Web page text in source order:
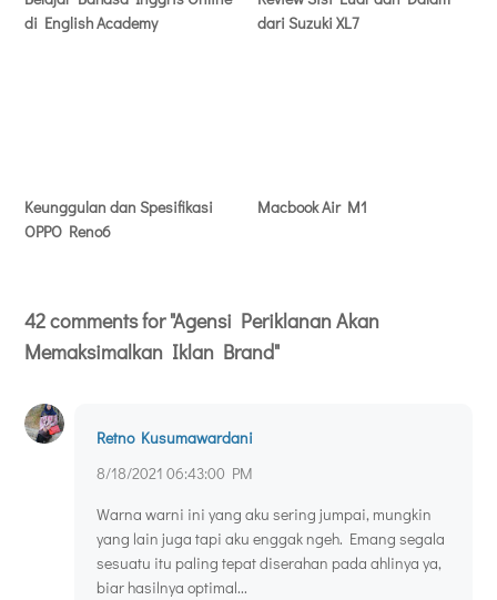
di English Academy
dari Suzuki XL7
Keunggulan dan Spesifikasi
OPPO Reno6
Macbook Air M1
42 comments for "Agensi Periklanan Akan
Memaksimalkan Iklan Brand"
Retno Kusumawardani
8/18/2021 06:43:00 PM
Warna warni ini yang aku sering jumpai, mungkin
yang lain juga tapi aku enggak ngeh. Emang segala
sesuatu itu paling tepat diserahan pada ahlinya ya,
biar hasilnya optimal...